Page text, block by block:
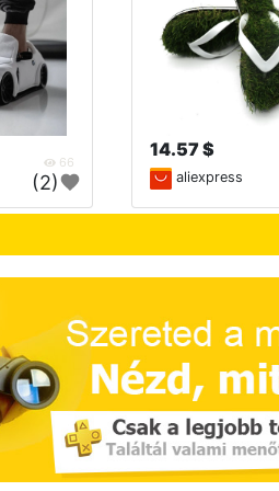
66
(2)
14.57 $
aliexpress